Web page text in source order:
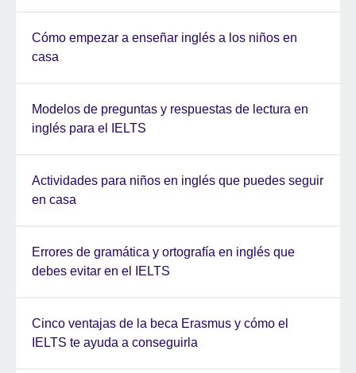
Cómo empezar a enseñar inglés a los niños en
casa
Modelos de preguntas y respuestas de lectura en
inglés para el IELTS
Actividades para niños en inglés que puedes seguir
en casa
Errores de gramática y ortografía en inglés que
debes evitar en el IELTS
Cinco ventajas de la beca Erasmus y cómo el
IELTS te ayuda a conseguirla